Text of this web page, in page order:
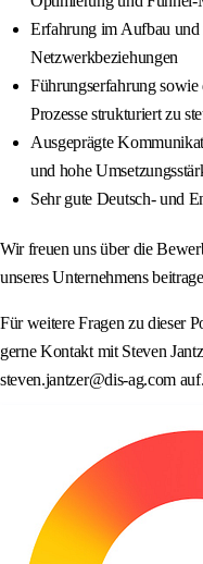
Erfahrung im Aufbau und
Netzwerkbeziehungen
Führungserfahrung
Prozesse strukturiert zu
Ausgeprägte
und hohe
Sehr gute Deutsch- und
Wir freuen uns über die
unseres Unternehmens
Für weitere Fragen zu dieser
gerne Kontakt mit Steven
steven.jantzer@dis-ag.com auf.